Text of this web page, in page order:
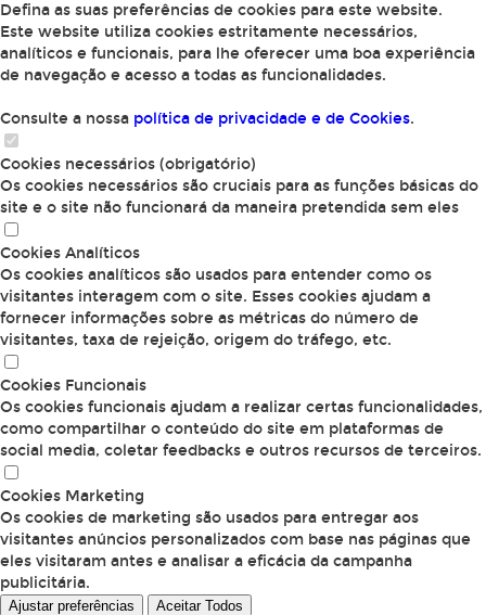
Defina as suas preferências de cookies para este website.
Este website utiliza cookies estritamente necessários,
analíticos e funcionais, para lhe oferecer uma boa experiência
de navegação e acesso a todas as funcionalidades.
Consulte a nossa política de privacidade e de Cookies.
Cookies necessários (obrigatório)
Os cookies necessários são cruciais para as funções básicas do
site e o site não funcionará da maneira pretendida sem eles
Cookies Analíticos
Os cookies analíticos são usados para entender como os
visitantes interagem com o site. Esses cookies ajudam a
fornecer informações sobre as métricas do número de
visitantes, taxa de rejeição, origem do tráfego, etc.
Cookies Funcionais
Os cookies funcionais ajudam a realizar certas funcionalidades,
como compartilhar o conteúdo do site em plataformas de
social media, coletar feedbacks e outros recursos de terceiros.
Cookies Marketing
Os cookies de marketing são usados para entregar aos
visitantes anúncios personalizados com base nas páginas que
eles visitaram antes e analisar a eficácia da campanha
publicitária.
Ajustar preferências Aceitar Todos